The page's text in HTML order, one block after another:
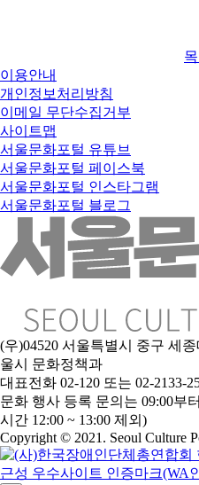
이용안내
개인정보처리방침
이메일 무단수집거부
사이트맵
서울문화포털 유튜브
서울문화포털 페이스북
서울문화포털 인스타그램
서울문화포털 블로그
(우)04520 서울특별시 중구 세
울시 문화정책과
대표전화 02-120 또는 02-2133-
문화 행사 등록 문의는 09:00부
시간 12:00 ~ 13:00 제외)
Copyright © 2021. Seoul Culture